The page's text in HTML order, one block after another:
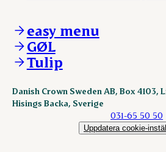
ESS-FOOD.com
KLS.se
nordicspoor.com
sokolow.pl
easy menu
GØL
Tulip
Danish Crown Sweden AB, Box 4103,
Hisings Backa, Sverige
031-65 50 50
Uppdatera cookie-